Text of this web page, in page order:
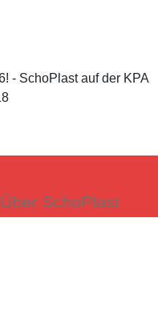
Über SchoPlast